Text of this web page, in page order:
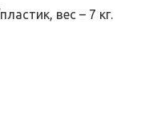
вес – 7 кг.